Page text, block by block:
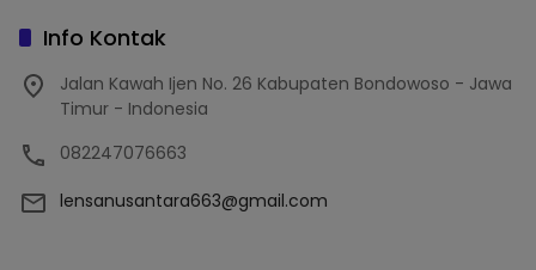
Info Kontak
Jalan Kawah Ijen No. 26 Kabupaten Bondowoso - Jawa
Timur - Indonesia
082247076663
lensanusantara663@gmail.com